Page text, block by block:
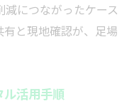
につながったケース
と現地確認が、足場
活用手順